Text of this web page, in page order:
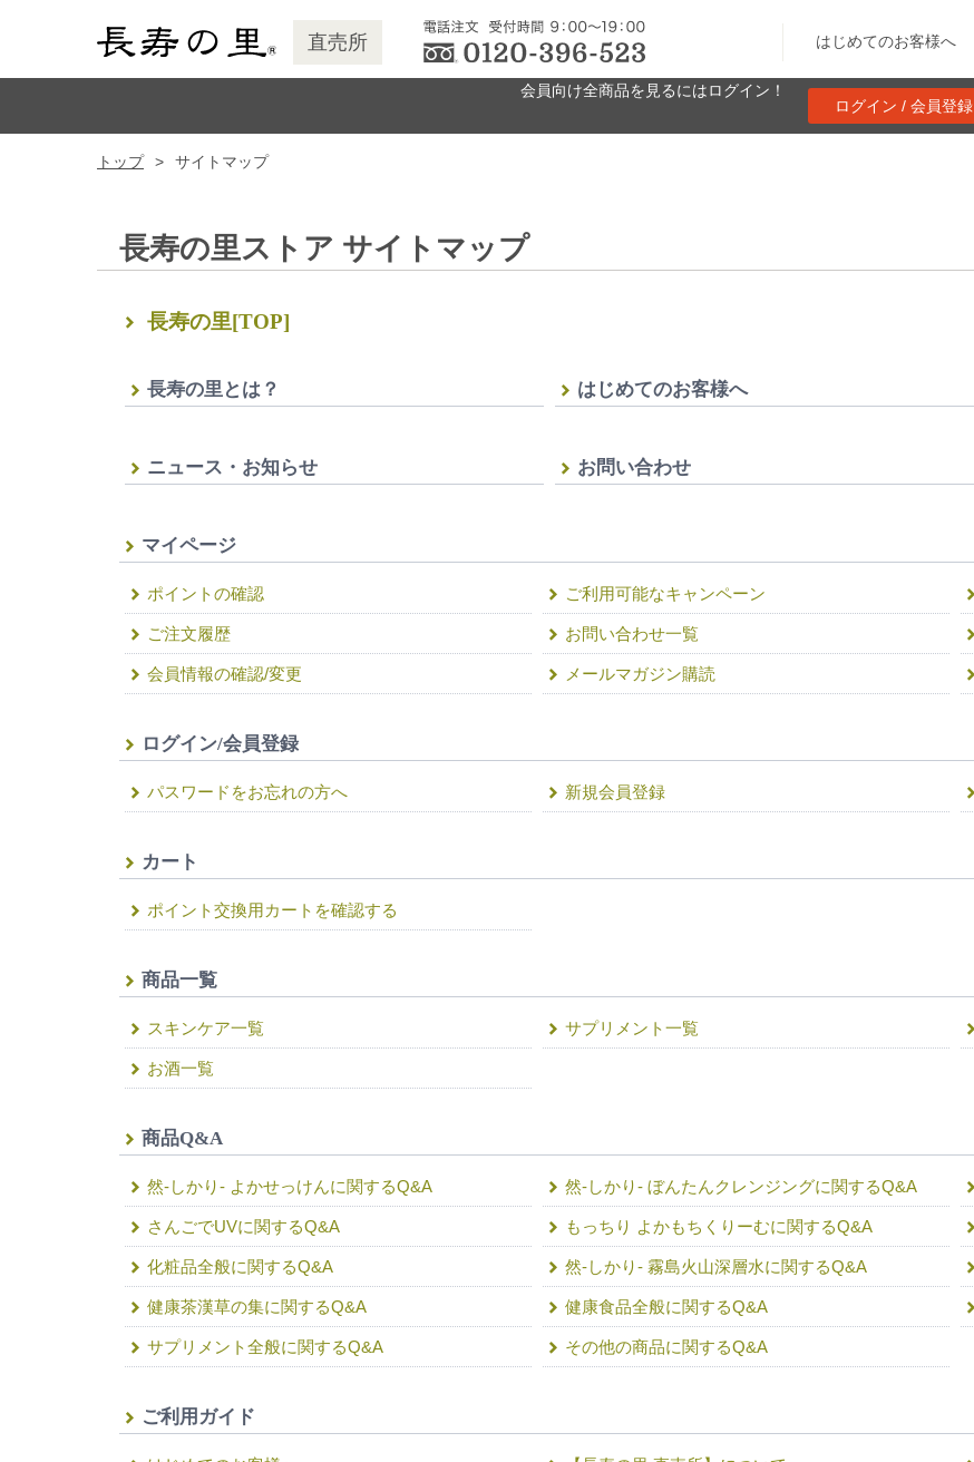
直売所 はじめてのお客様へ
会員向け全商品を見るにはログイン！
ログイン / 会員登録
トップ サイトマップ
長寿の里ストア サイトマップ
長寿の里[TOP]
長寿の里とは？ はじめてのお客様へ
ニュース・お知らせ お問い合わせ
マイページ
ポイントの確認 ご利用可能なキャンペーン
ご注文履歴 お問い合わせ一覧
会員情報の確認/変更 メールマガジン購読
ログイン/会員登録
パスワードをお忘れの方へ 新規会員登録
カート
ポイント交換用カートを確認する
商品一覧
スキンケア一覧 サプリメント一覧
お酒一覧
商品Q&A
然-しかり- よかせっけんに関するQ&A 然-しかり- ぼんたんクレンジングに関するQ&A
さんごでUVに関するQ&A もっちり よかもちくりーむに関するQ&A
化粧品全般に関するQ&A 然-しかり- 霧島火山深層水に関するQ&A
健康茶漢草の集に関するQ&A 健康食品全般に関するQ&A
サプリメント全般に関するQ&A その他の商品に関するQ&A
ご利用ガイド